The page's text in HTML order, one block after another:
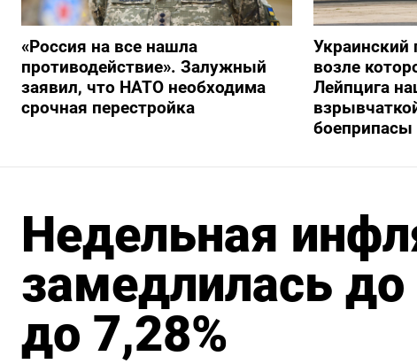
«Россия на все нашла
противодействие». Залужный
заявил, что НАТО необходима
срочная перестройка
Украинский
возле
Лейпцига
боеприпасы
Недельная
замедлилась до
до 7,28%